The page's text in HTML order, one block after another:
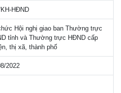
HÐND
Hội nghị giao ban Thường trực
tỉnh và Thường trực HĐND cấp
thị xã, thành phố
2022